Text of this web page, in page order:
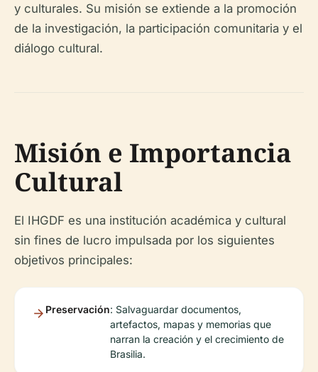
y culturales. Su misión se extiende a la promoción
de la investigación, la participación comunitaria y el
diálogo cultural.
Misión e Importancia
Cultural
El IHGDF es una institución académica y cultural
sin fines de lucro impulsada por los siguientes
objetivos principales:
Preservación: Salvaguardar documentos,
artefactos, mapas y memorias que
narran la creación y el crecimiento de
Brasilia.